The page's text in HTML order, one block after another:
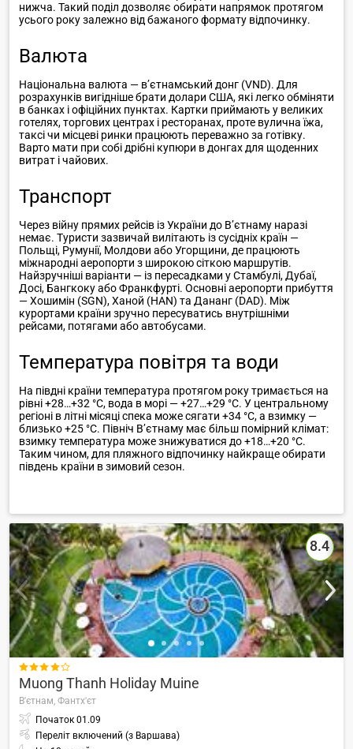
нижча. Такий поділ дозволяє обирати напрямок протягом
усього року залежно від бажаного формату відпочинку.
Валюта
Національна валюта — в’єтнамський донг (VND). Для
розрахунків вигідніше брати долари США, які легко обміняти
в банках і офіційних пунктах. Картки приймають у великих
готелях, торгових центрах і ресторанах, проте вулична їжа,
таксі чи місцеві ринки працюють переважно за готівку.
Варто мати при собі дрібні купюри в донгах для щоденних
витрат і чайових.
Транспорт
Через війну прямих рейсів із України до В’єтнаму наразі
немає. Туристи зазвичай вилітають із сусідніх країн —
Польщі, Румунії, Молдови або Угорщини, де працюють
міжнародні аеропорти з широкою сіткою маршрутів.
Найзручніші варіанти — із пересадками у Стамбулі, Дубаї,
Досі, Бангкоку або Франкфурті. Основні аеропорти прибуття
— Хошимін (SGN), Ханой (HAN) та Дананг (DAD). Між
курортами країни зручно пересуватись внутрішніми
рейсами, потягами або автобусами.
Температура повітря та води
На півдні країни температура протягом року тримається на
рівні +28…+32 °C, вода в морі — +27…+29 °C. У центральному
регіоні в літні місяці спека може сягати +34 °C, а взимку —
близько +25 °C. Північ В’єтнаму має більш помірний клімат:
взимку температура може знижуватися до +18…+20 °C.
Таким чином, для пляжного відпочинку найкраще обирати
південь країни в зимовий сезон.
8.4

Muong Thanh Holiday Muine
В'єтнам, Фантх'єт
Початок 01.09
Переліт включений (з Варшава)